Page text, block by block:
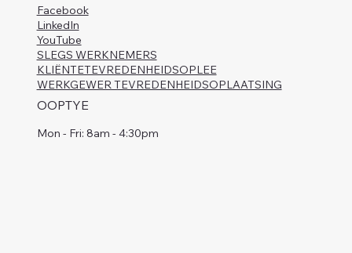
Facebook
LinkedIn
YouTube
SLEGS WERKNEMERS
KLIËNTETEVREDENHEIDSOPLEE
WERKGEWER TEVREDENHEIDSOPLAATSING
OOPTYE
Mon - Fri: 8am - 4:30pm